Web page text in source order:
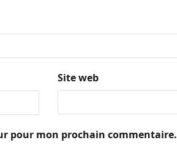
Site web
pour mon prochain commentaire.